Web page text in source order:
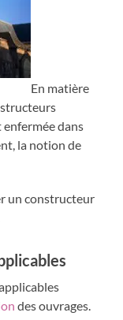
En matière
dans
la notion de
un constructeur
des ouvrages.